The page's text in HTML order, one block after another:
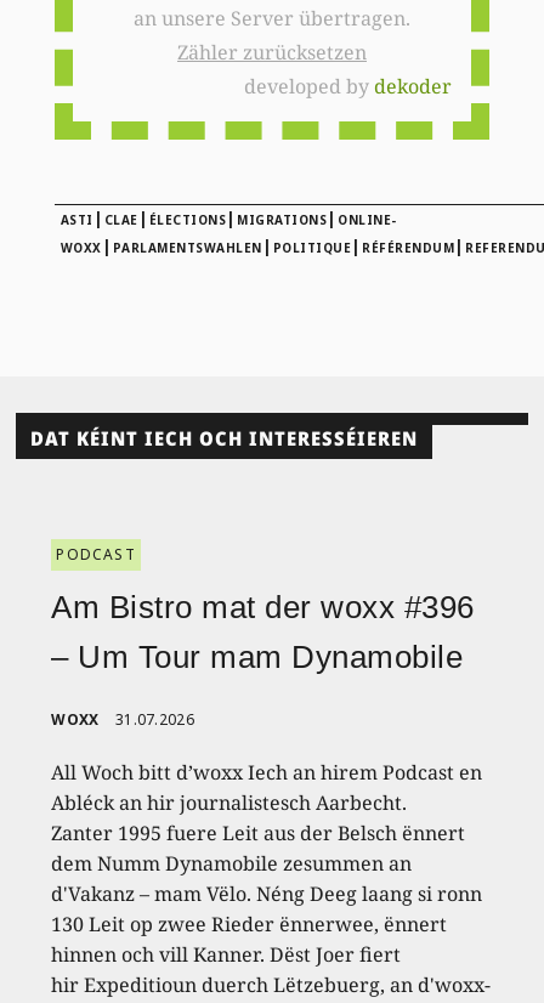
an unsere Server übertragen.
Zähler zurücksetzen
developed bydekoder
ASTI | CLAE | ÉLECTIONS | MIGRATIONS | ONLINE-
WOXX | PARLAMENTSWAHLEN | POLITIQUE | RÉFÉRENDUM |
DAT KÉINT IECH OCH INTERESSÉIEREN
PODCAST
Am Bistro mat der woxx #396
– Um Tour mam Dynamobile
WOXX 31.07.2026
All Woch bitt d’woxx Iech an hirem Podcast en
Abléck an hir journalistesch Aarbecht.
Zanter 1995 fuere Leit aus der Belsch ënnert
dem Numm Dynamobile zesummen an
d'Vakanz – mam Vëlo. Néng Deeg laang si ronn
130 Leit op zwee Rieder ënnerwee, ënnert
hinnen och vill Kanner. Dëst Joer fiert
hir Expeditioun duerch Lëtzebuerg, an d'woxx-